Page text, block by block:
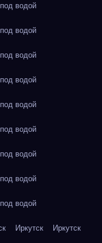
водой
водой
водой
водой
водой
водой
водой
водой
водой
Иркутск Иркутск